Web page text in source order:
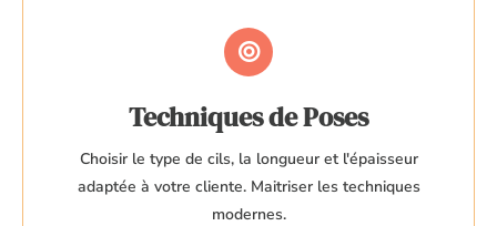
Techniques de Poses
Choisir le type de cils, la longueur et l'épaisseur
adaptée à votre cliente. Maitriser les techniques
modernes.